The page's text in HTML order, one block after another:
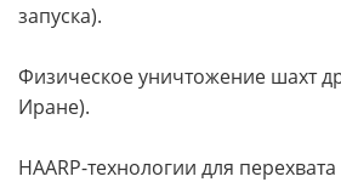
запуска).
Физическое уничтожение шахт
Иране).
HAARP-технологии для